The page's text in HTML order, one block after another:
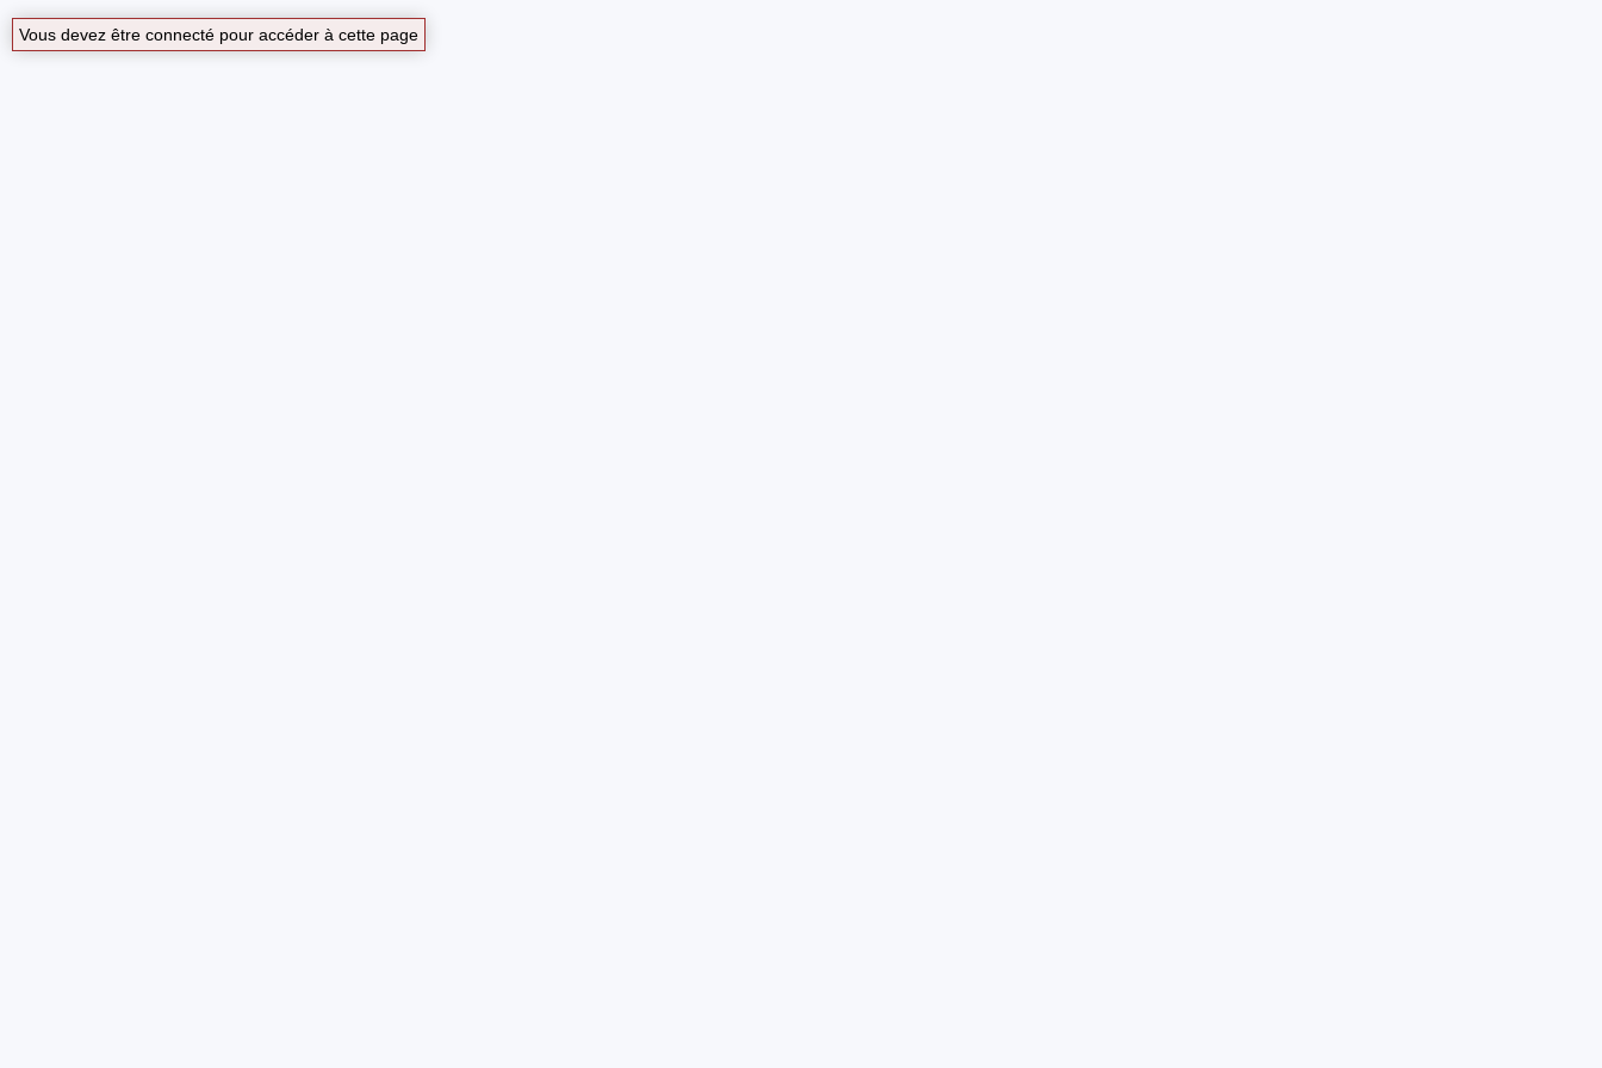
Vous devez être connecté pour accéder à cette page